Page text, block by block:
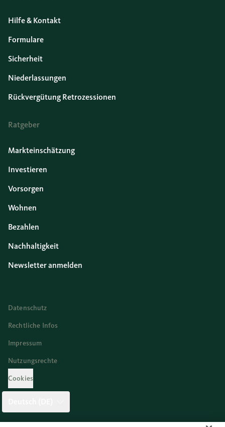
Hilfe & Kontakt
Formulare
Sicherheit
Niederlassungen
Rückvergütung Retrozessionen
Ratgeber
Markteinschätzung
Investieren
Vorsorgen
Wohnen
Bezahlen
Nachhaltigkeit
Newsletter anmelden
Datenschutz
Rechtliche Infos
Impressum
Nutzungsrechte
Cookies